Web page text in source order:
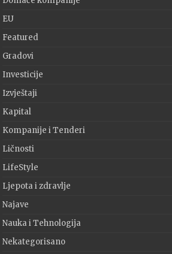
EU
Featured
Gradovi
Investicije
Izvještaji
Kapital
Kompanije i Tenderi
Ličnosti
LifeStyle
Ljepota i zdravlje
Najave
Nauka i Tehnologija
Nekategorisano